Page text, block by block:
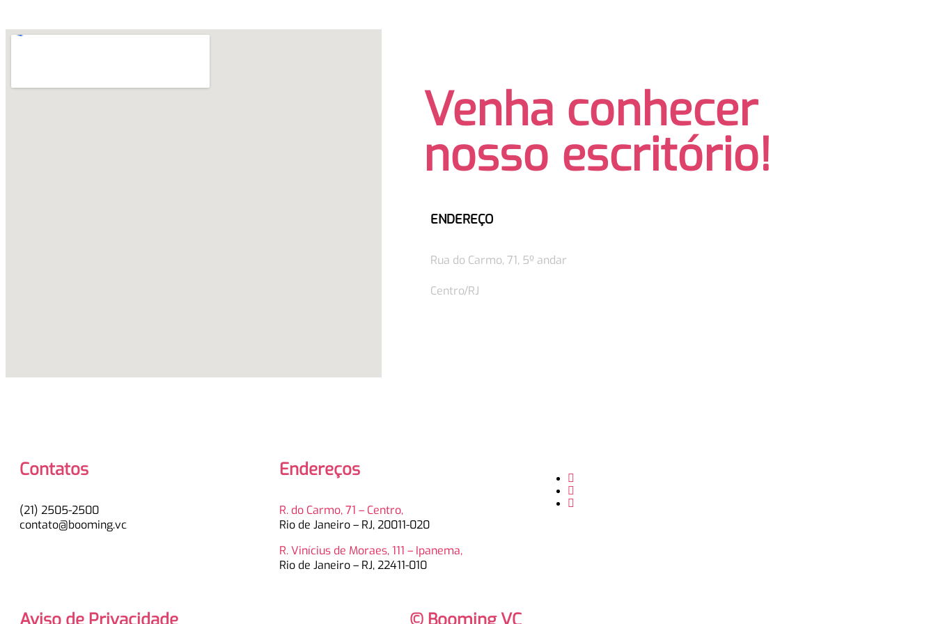
Venha conhecer
nosso escritório!
ENDEREÇO
Rua do Carmo, 71, 5º andar
Centro/RJ
Contatos
(21) 2505-2500
contato@booming.vc
Endereços
R. do Carmo, 71 – Centro,
Rio de Janeiro – RJ, 20011-020
R. Vinícius de Moraes, 111 – Ipanema,
Rio de Janeiro – RJ, 22411-010